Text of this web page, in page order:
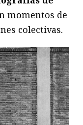
momentos de
colectivas.